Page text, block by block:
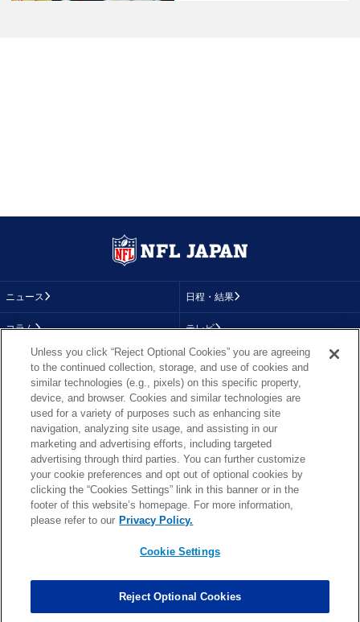
ニュース 日程・結果
コラム テレビ
画像
順位表
About NFL
More NFL 特集
TOP お問い合わせ FAQ
PHOTO BY AP Images / PHOTO BY Getty Images
Unless you click “Reject Optional Cookies” you are agreeing
to the continued collection, storage, and use of cookies and
similar technologies (e.g., pixels) on this specific property,
device, and browser. Cookies and similar technologies are
used for a variety of purposes such as enhancing site
navigation, analyzing site usage, and assisting in our
marketing and advertising efforts, including targeted
advertising through third parties. You can further customize
your cookie preferences and opt out of optional cookies by
clicking the “Cookies Settings” link in this banner or in the
footer of this website’s homepage. For more information,
please refer to our Privacy Policy.
Cookie Settings
Reject Optional Cookies